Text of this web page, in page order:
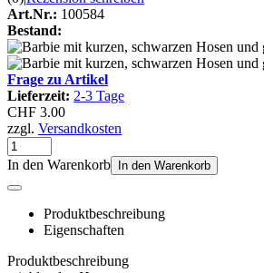
Art.Nr.: 100584
Bestand:
Frage zu Artikel
Lieferzeit: 2-3 Tage
CHF 3.00
zzgl. Versandkosten
In den Warenkorb In den Warenkorb
Produktbeschreibung
Eigenschaften
Produktbeschreibung